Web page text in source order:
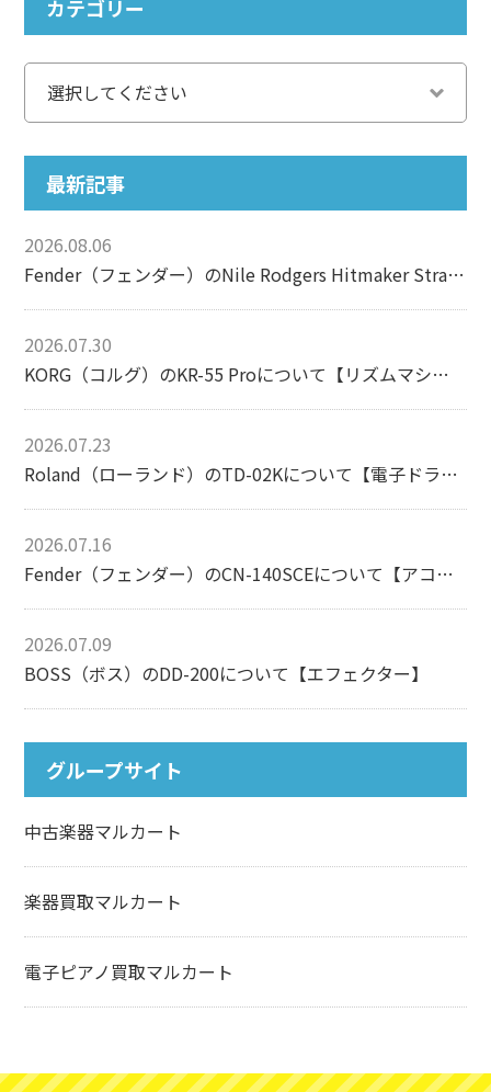
カテゴリー
最新記事
2026.08.06
Fender（フェンダー）のNile Rodgers Hitmaker Stratocasterについて【エレキギター】
2026.07.30
KORG（コルグ）のKR-55 Proについて【リズムマシン】
2026.07.23
Roland（ローランド）のTD-02Kについて【電子ドラム】
2026.07.16
Fender（フェンダー）のCN-140SCEについて【アコースティックギター】
2026.07.09
BOSS（ボス）のDD-200について【エフェクター】
グループサイト
中古楽器マルカート
楽器買取マルカート
電子ピアノ買取マルカート